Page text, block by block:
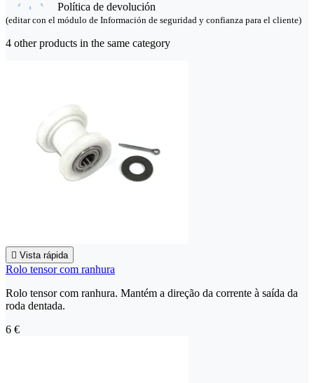
Política de devolución
(editar con el módulo de Información de seguridad y confianza para el cliente)
4 other products in the same category
 Vista rápida
Rolo tensor com ranhura
Rolo tensor com ranhura. Mantém a direção da corrente à saída da
roda dentada.
6 €